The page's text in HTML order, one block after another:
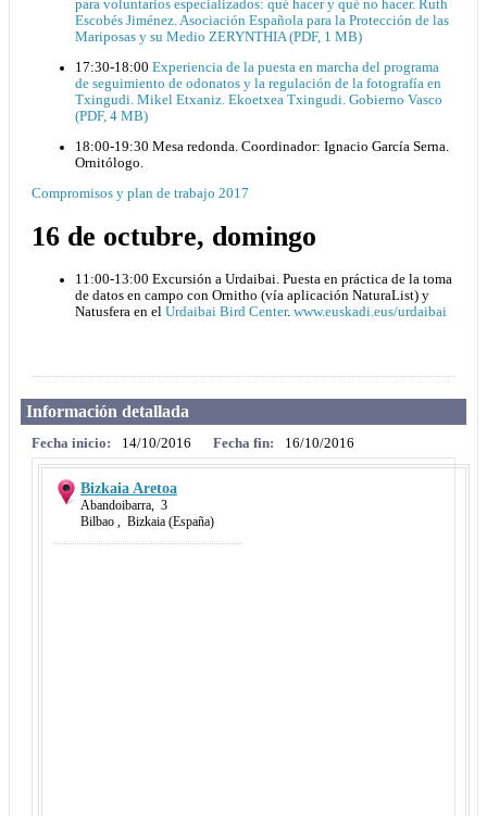
para voluntarios especializados: qué hacer y qué no hacer. Ruth
Escobés Jiménez. Asociación Española para la Protección de las
Mariposas y su Medio ZERYNTHIA (PDF, 1 MB)
17:30-18:00 Experiencia de la puesta en marcha del programa
de seguimiento de odonatos y la regulación de la fotografía en
Txingudi. Mikel Etxaniz. Ekoetxea Txingudi. Gobierno Vasco
(PDF, 4 MB)
18:00-19:30 Mesa redonda. Coordinador: Ignacio García Serna.
Ornitólogo.
Compromisos y plan de trabajo 2017
16 de octubre, domingo
11:00-13:00 Excursión a Urdaibai. Puesta en práctica de la toma
de datos en campo con Ornitho (vía aplicación NaturaList) y
Natusfera en el Urdaibai Bird Center. www.euskadi.eus/urdaibai
Información detallada
Fecha inicio: 14/10/2016 Fecha fin: 16/10/2016
Bizkaia Aretoa
Abandoibarra
3
Bilbao
Bizkaia (España)